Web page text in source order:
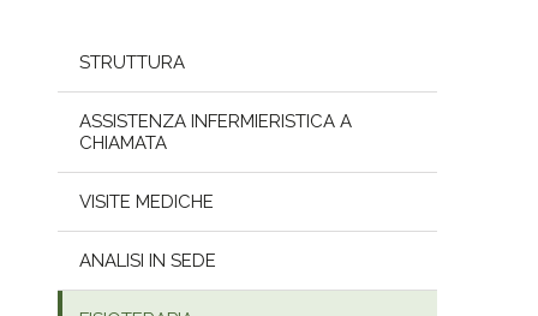
STRUTTURA
ASSISTENZA INFERMIERISTICA A
CHIAMATA
VISITE MEDICHE
ANALISI IN SEDE